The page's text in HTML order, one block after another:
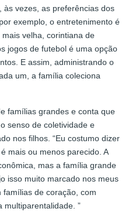
às vezes, as preferências dos
exemplo, o entretenimento é
velha, corintiana de
jogos de futebol é uma opção
E assim, administrando o
um, a família coleciona
famílias grandes e conta que
senso de coletividade e
nos filhos. “Eu costumo dizer
mais ou menos parecido. A
mas a família grande
isso muito marcado nos meus
famílias de coração, com
multiparentalidade. ”